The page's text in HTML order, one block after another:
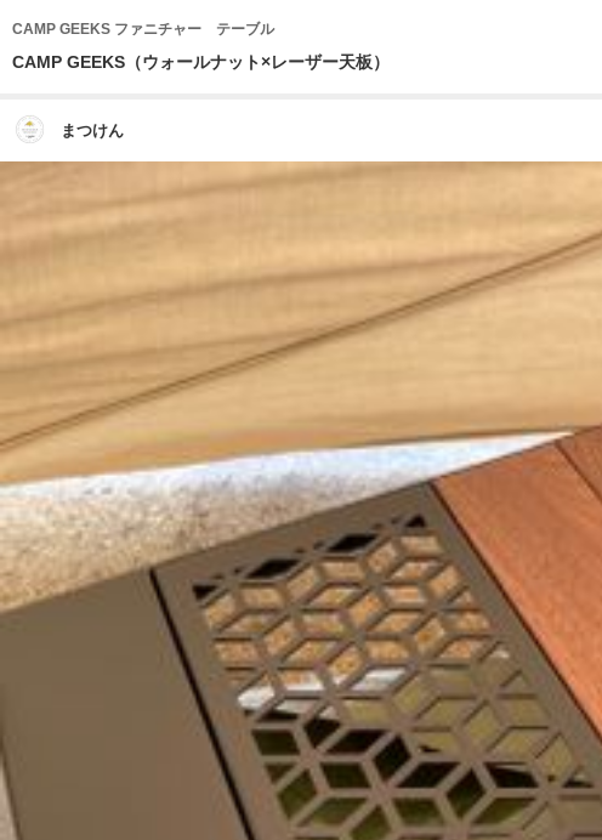
CAMP GEEKS ファニチャー テーブル
CAMP GEEKS（ウォールナット×レーザー天板）
まつけん